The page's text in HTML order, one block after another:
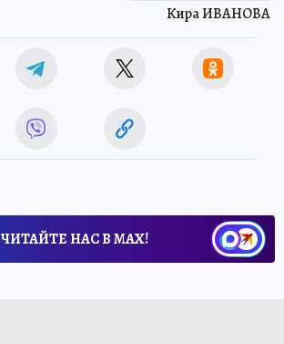
Кира ИВАНОВА
ЧИТАЙТЕ НАС В МАХ!